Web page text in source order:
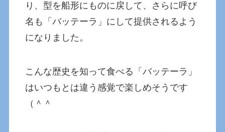
り、型を船形にものに戻して、さらに呼び
名も「バッテーラ」にして提供されるよう
になりました。
こんな歴史を知って食べる「バッテーラ」
はいつもとは違う感覚で楽しめそうです
（＾＾